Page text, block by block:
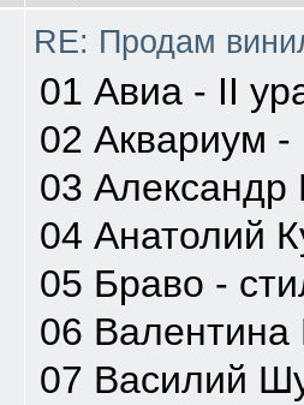
RE: Продам
01 Авиа - II
02 Аквариум -
03 Александр
04 Анатолий
05 Браво -
06
07 Василий